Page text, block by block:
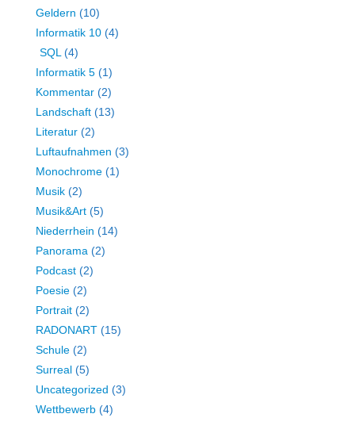
Geldern (10)
Informatik 10 (4)
SQL (4)
Informatik 5 (1)
Kommentar (2)
Landschaft (13)
Literatur (2)
Luftaufnahmen (3)
Monochrome (1)
Musik (2)
Musik&Art (5)
Niederrhein (14)
Panorama (2)
Podcast (2)
Poesie (2)
Portrait (2)
RADONART (15)
Schule (2)
Surreal (5)
Uncategorized (3)
Wettbewerb (4)